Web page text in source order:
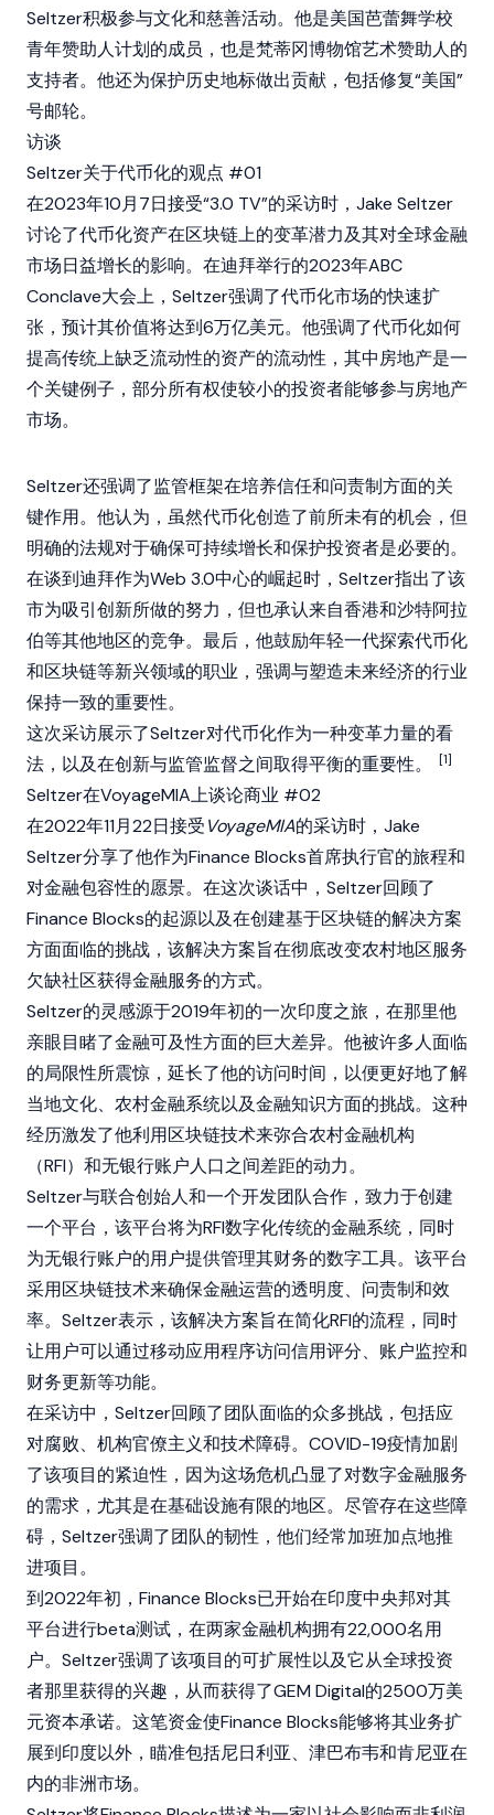
Seltzer积极参与文化和慈善活动。他是美国芭蕾舞学校
青年赞助人计划的成员，也是梵蒂冈博物馆艺术赞助人的
支持者。他还为保护历史地标做出贡献，包括修复“美国”
号邮轮。
访谈
Seltzer关于代币化的观点 #01
在2023年10月7日接受“3.0 TV”的采访时，Jake Seltzer
讨论了代币化资产在区块链上的变革潜力及其对全球金融
市场日益增长的影响。在迪拜举行的2023年ABC
Conclave大会上，Seltzer强调了代币化市场的快速扩
张，预计其价值将达到6万亿美元。他强调了代币化如何
提高传统上缺乏流动性的资产的流动性，其中房地产是一
个关键例子，部分所有权使较小的投资者能够参与房地产
市场。
Seltzer还强调了监管框架在培养信任和问责制方面的关
键作用。他认为，虽然代币化创造了前所未有的机会，但
明确的法规对于确保可持续增长和保护投资者是必要的。
在谈到迪拜作为Web 3.0中心的崛起时，Seltzer指出了该
市为吸引创新所做的努力，但也承认来自香港和沙特阿拉
伯等其他地区的竞争。最后，他鼓励年轻一代探索代币化
和区块链等新兴领域的职业，强调与塑造未来经济的行业
保持一致的重要性。
这次采访展示了Seltzer对代币化作为一种变革力量的看
法，以及在创新与监管监督之间取得平衡的重要性。
[1]
Seltzer在VoyageMIA上谈论商业 #02
在2022年11月22日接受VoyageMIA的采访时，Jake
Seltzer分享了他作为Finance Blocks首席执行官的旅程和
对金融包容性的愿景。在这次谈话中，Seltzer回顾了
Finance Blocks的起源以及在创建基于区块链的解决方案
方面面临的挑战，该解决方案旨在彻底改变农村地区服务
欠缺社区获得金融服务的方式。
Seltzer的灵感源于2019年初的一次印度之旅，在那里他
亲眼目睹了金融可及性方面的巨大差异。他被许多人面临
的局限性所震惊，延长了他的访问时间，以便更好地了解
当地文化、农村金融系统以及金融知识方面的挑战。这种
经历激发了他利用区块链技术来弥合农村金融机构
（RFI）和无银行账户人口之间差距的动力。
Seltzer与联合创始人和一个开发团队合作，致力于创建
一个平台，该平台将为RFI数字化传统的金融系统，同时
为无银行账户的用户提供管理其财务的数字工具。该平台
采用区块链技术来确保金融运营的透明度、问责制和效
率。Seltzer表示，该解决方案旨在简化RFI的流程，同时
让用户可以通过移动应用程序访问信用评分、账户监控和
财务更新等功能。
在采访中，Seltzer回顾了团队面临的众多挑战，包括应
对腐败、机构官僚主义和技术障碍。COVID-19疫情加剧
了该项目的紧迫性，因为这场危机凸显了对数字金融服务
的需求，尤其是在基础设施有限的地区。尽管存在这些障
碍，Seltzer强调了团队的韧性，他们经常加班加点地推
进项目。
到2022年初，Finance Blocks已开始在印度中央邦对其
平台进行beta测试，在两家金融机构拥有22,000名用
户。Seltzer强调了该项目的可扩展性以及它从全球投资
者那里获得的兴趣，从而获得了GEM Digital的2500万美
元资本承诺。这笔资金使Finance Blocks能够将其业务扩
展到印度以外，瞄准包括尼日利亚、津巴布韦和肯尼亚在
内的非洲市场。